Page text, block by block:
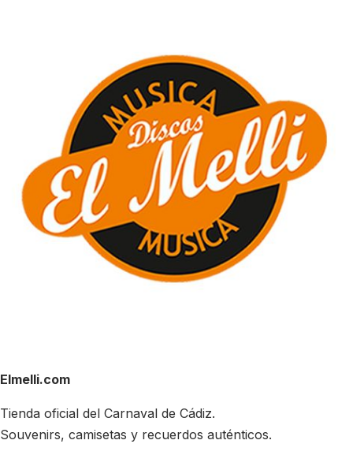
Elmelli.com
Tienda oficial del Carnaval de Cádiz.
Souvenirs, camisetas y recuerdos auténticos.